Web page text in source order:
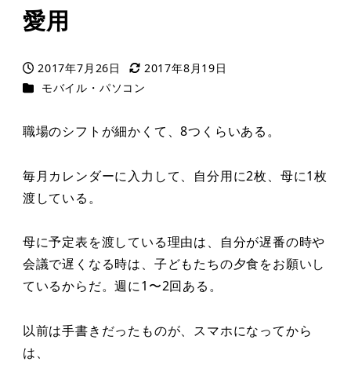
愛用
投稿日
2017年7月26日
更新日
2017年8月19日
カテゴリー
モバイル・パソコン
職場のシフトが細かくて、8つくらいある。
毎月カレンダーに入力して、自分用に2枚、母に1枚
渡している。
母に予定表を渡している理由は、自分が遅番の時や
会議で遅くなる時は、子どもたちの夕食をお願いし
ているからだ。週に1〜2回ある。
以前は手書きだったものが、スマホになってから
は、